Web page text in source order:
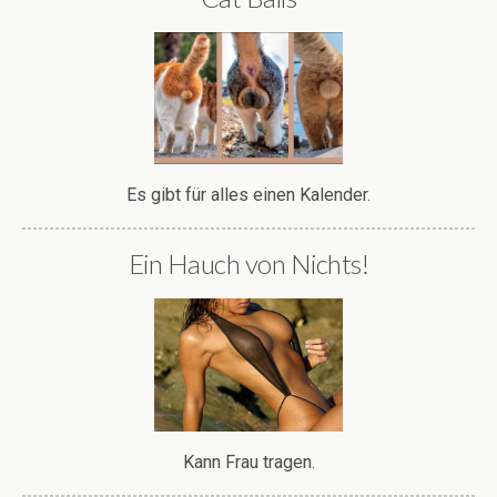
Starke Mopeds und heiße Kurven
Simson <3
Cat Balls
Es gibt für alles einen Kalender.